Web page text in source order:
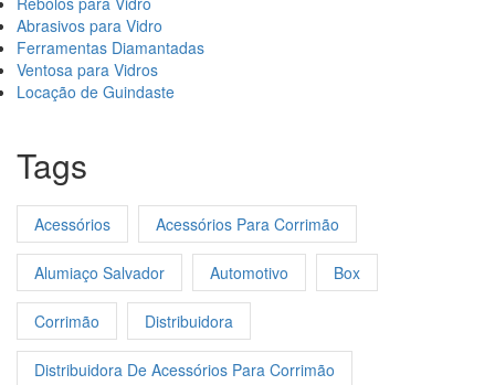
Abrasivos para Vidro
Ferramentas Diamantadas
Ventosa para Vidros
Locação de Guindaste
Tags
Acessórios Acessórios Para Corrimão
Alumiaço Salvador Automotivo Box
Corrimão Distribuidora
Distribuidora De Acessórios Para Corrimão